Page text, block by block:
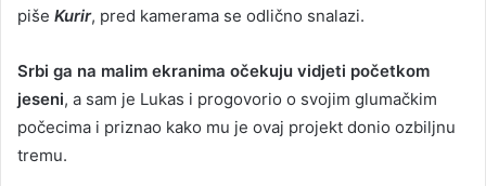
piše Kurir, pred kamerama se odlično snalazi.
Srbi ga na malim ekranima očekuju vidjeti početkom
jeseni, a sam je Lukas i progovorio o svojim glumačkim
počecima i priznao kako mu je ovaj projekt donio ozbiljnu
tremu.